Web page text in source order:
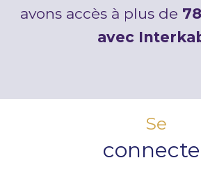
avons accès à plus de
avec
Se